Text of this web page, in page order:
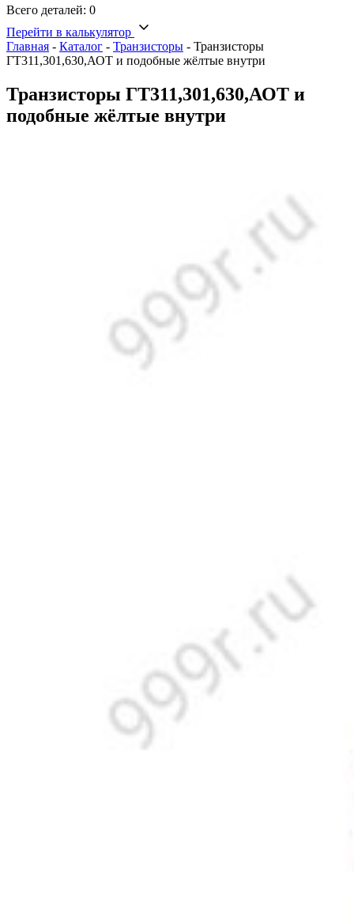
Всего деталей: 0
Перейти в калькулятор
Главная - Каталог - Транзисторы - Транзисторы
ГТ311,301,630,АОТ и подобные жёлтые внутри
Транзисторы ГТ311,301,630,АОТ и
подобные жёлтые внутри